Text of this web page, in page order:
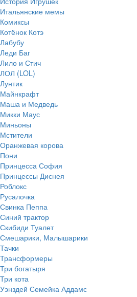
Итальянские мемы
Комиксы
Котёнок Котэ
Лабубу
Леди Баг
Лило и Стич
ЛОЛ (LOL)
Лунтик
Майнкрафт
Маша и Медведь
Микки Маус
Миньоны
Мстители
Оранжевая корова
Пони
Принцесса София
Принцессы Диснея
Роблокс
Русалочка
Свинка Пеппа
Синий трактор
Скибиди Туалет
Смешарики, Малышарики
Тачки
Трансформеры
Три богатыря
Три кота
Уэнздей Семейка Аддамс